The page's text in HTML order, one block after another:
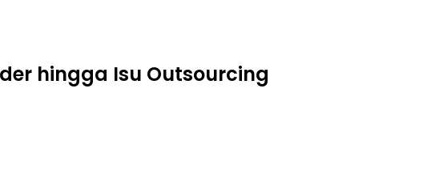
hingga Isu Outsourcing